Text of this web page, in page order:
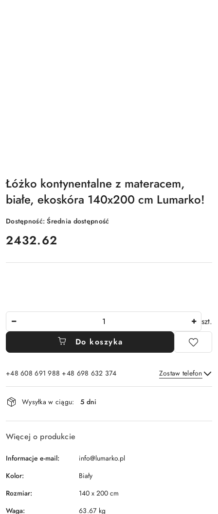
Łóżko kontynentalne z materacem,
białe, ekoskóra 140x200 cm Lumarko!
Dostępność:Średnia dostępność
cena:
2432.62
szt.
Do koszyka
+48 608 691 988 +48 698 632 374 Zostaw telefon
Dostępność
i
dostawa
Wysyłka w ciągu: 5 dni
Więcej o produkcie
Informacje e-mail:
info@lumarko.pl
Kolor:
Biały
Rozmiar:
140 x 200 cm
Waga:
63.67 kg